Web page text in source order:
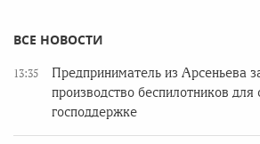
ВСЕ НОВОСТИ
13:35
Предприниматель из Арсеньева
производство беспилотников для
господдержке